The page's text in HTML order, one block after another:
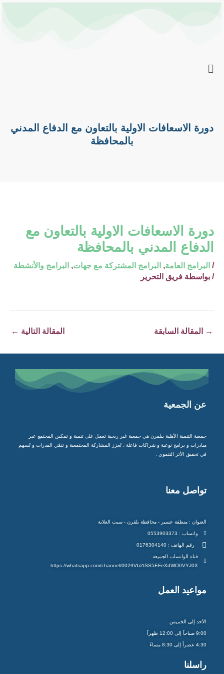
دورة الاسعافات الاولية بالتعاون مع الدفاع المدني
بالمحافظة
دورة الاسعافات الاولية بالتعاون مع
الدفاع المدني بالمحافظة
/ البرامج العامة, البرامج المشتركة مع جهات, البرامج والأنشطة
/ بواسطة فريق التحرير
navigation
→ المقالة السابقة المقالة التالية ←
عن الجمعية
جمعية التنمية الأهلية ببلقرن هي جمعية غير ربحية تعمل على تنمية و تمكين المجتمع عبر
مبادرات و برامج نوعية و شراكات فاعلة ، تُعزز المشاركة المجتمعية و تنمّي القدرات و تُسهم
في تحقيق الأثر التنموي .
تواصل معنا
العنوان : منطقة عسير - محافظة بلقرن - سبت العلاية
واتساب : 0553903373
رقم الهاتف : 0176304140
قناة الواتساب الجميعة :
https://whatsapp.com/channel/0029Vb2tSS5EFeXdWO0VYJ0X
مواعيد العمل
الأحد إلى الخميس
9:00 صباحاً إلى 12:00 ظهراً
4:30 عصراً إلى 8:30 مساءً
راسلنا